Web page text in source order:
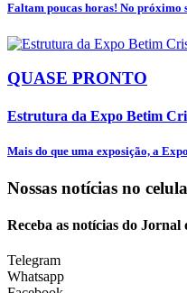
Faltam poucas horas! No próximo
QUASE PRONTO
Estrutura da Expo Betim
Mais do que uma exposição, a
Nossas notícias no
Receba as notícias do Jornal
Telegram
Whatsapp